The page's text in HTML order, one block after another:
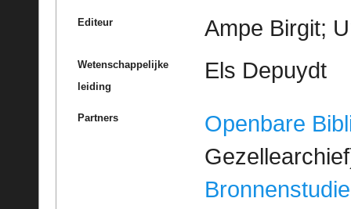
Editeur Ampe Birgit;
Wetenschappelijke
leiding
Els Depuydt
Partners
Openbare
Bronnenstudie